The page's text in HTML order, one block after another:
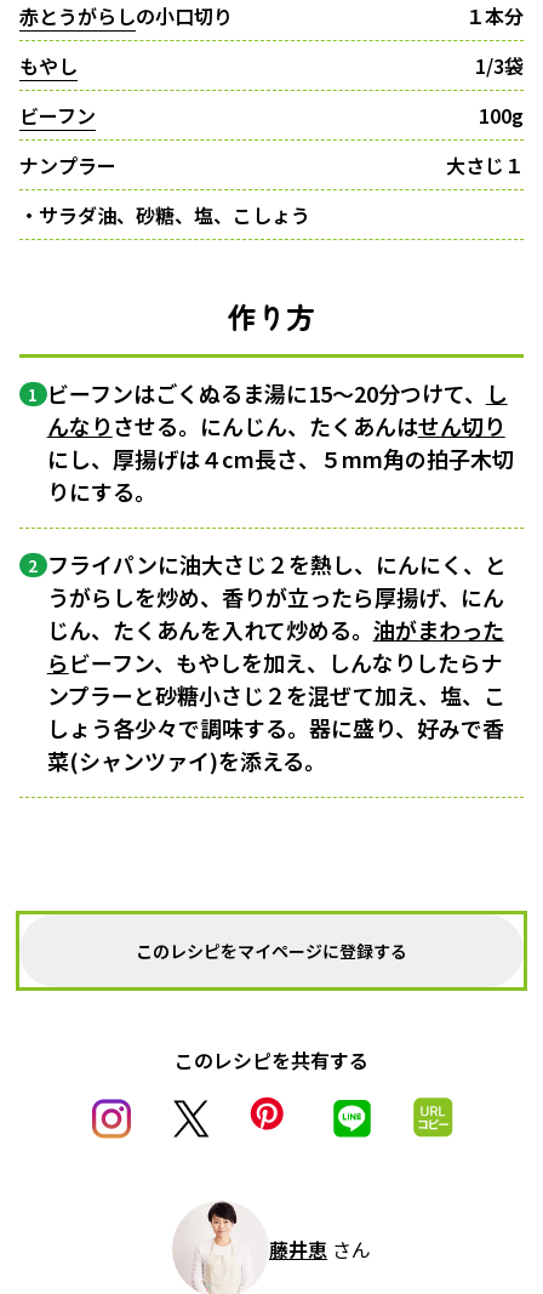
赤とうがらしの小口切り
１本分
もやし
1/3袋
ビーフン
100g
ナンプラー
大さじ１
・サラダ油、砂糖、塩、こしょう
作り方
1 ビーフンはごくぬるま湯に15〜20分つけて、 し
んなりさせる。にんじん、たくあんはせん切り
にし、厚揚げは４cm長さ、５mm角の拍子木切
りにする。
2 フライパンに油大さじ２を熱し、にんにく、と
うがらしを炒め、香りが立ったら厚揚げ、にん
じん、たくあんを入れて炒める。 油がまわった
らビーフン、もやしを加え、しんなりしたらナ
ンプラーと砂糖小さじ２を混ぜて加え、塩、こ
しょう各少々で調味する。器に盛り、好みで香
菜(シャンツァイ)を添える。
このレシピをマイページに登録する
このレシピを共有する
藤井恵 さん